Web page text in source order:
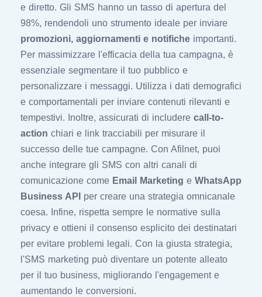
e diretto. Gli SMS hanno un tasso di apertura del
98%, rendendoli uno strumento ideale per inviare
promozioni, aggiornamenti e notifiche importanti.
Per massimizzare l'efficacia della tua campagna, è
essenziale segmentare il tuo pubblico e
personalizzare i messaggi. Utilizza i dati demografici
e comportamentali per inviare contenuti rilevanti e
tempestivi. Inoltre, assicurati di includere call-to-
action chiari e link tracciabili per misurare il
successo delle tue campagne. Con Afilnet, puoi
anche integrare gli SMS con altri canali di
comunicazione come Email Marketing e WhatsApp
Business API
per creare una strategia omnicanale
coesa. Infine, rispetta sempre le normative sulla
privacy e ottieni il consenso esplicito dei destinatari
per evitare problemi legali. Con la giusta strategia,
l'SMS marketing può diventare un potente alleato
per il tuo business, migliorando l'engagement e
aumentando le conversioni.